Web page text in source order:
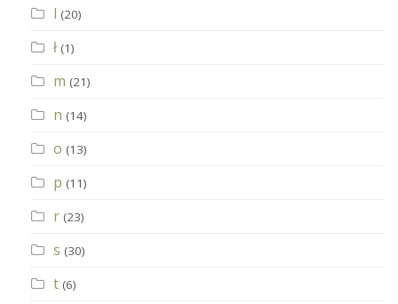
l (20)
ł (1)
m (21)
n (14)
o (13)
p (11)
r (23)
s (30)
t (6)